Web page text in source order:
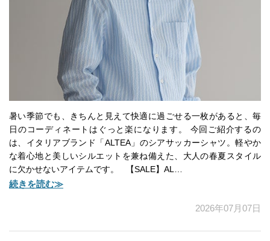
暑い季節でも、きちんと見えて快適に過ごせる一枚があると、毎
日のコーディネートはぐっと楽になります。 今回ご紹介するの
は、イタリアブランド「ALTEA」のシアサッカーシャツ。軽やか
な着心地と美しいシルエットを兼ね備えた、大人の春夏スタイル
に欠かせないアイテムです。 【SALE】AL…
続きを読む≫
2026年07月07日